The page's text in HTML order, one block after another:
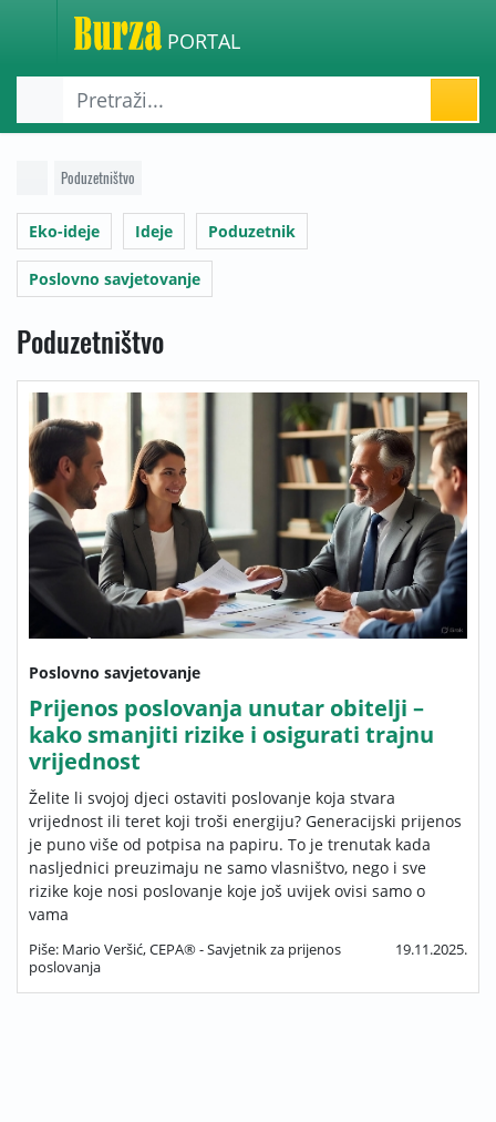
PORTAL
Poduzetništvo
Eko-ideje Ideje Poduzetnik
Poslovno savjetovanje
Poduzetništvo
Poslovno savjetovanje
Prijenos poslovanja unutar obitelji –
kako smanjiti rizike i osigurati trajnu
vrijednost
Želite li svojoj djeci ostaviti poslovanje koja stvara
vrijednost ili teret koji troši energiju? Generacijski prijenos
je puno više od potpisa na papiru. To je trenutak kada
nasljednici preuzimaju ne samo vlasništvo, nego i sve
rizike koje nosi poslovanje koje još uvijek ovisi samo o
vama
Piše: Mario Veršić, CEPA® - Savjetnik za prijenos
poslovanja
19.11.2025.